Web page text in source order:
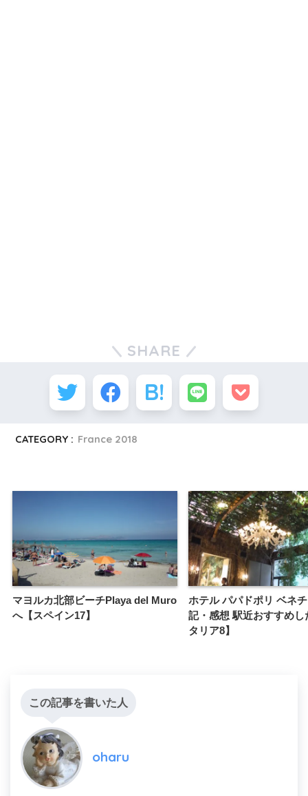
SHARE
CATEGORY : France 2018
マヨルカ北部ビーチPlaya del Muro
へ【スペイン17】
ホテル パパドポリ ベネ
記・感想 駅近おすすめし
タリア8】
この記事を書いた人
oharu